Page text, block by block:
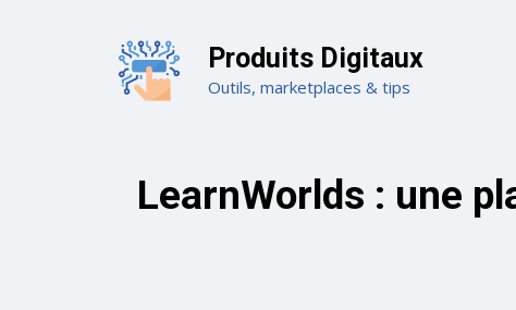
Produits Digitaux
Outils, marketplaces & tips
LearnWorlds : une